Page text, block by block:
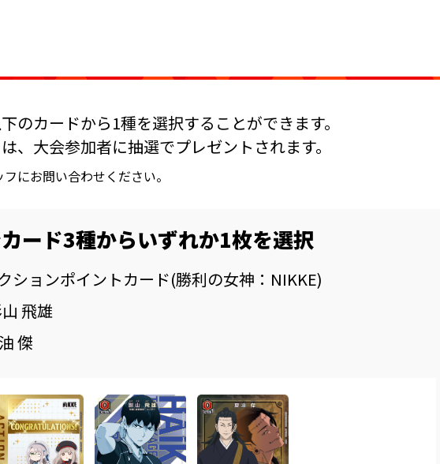
のカードから1種を選択することができます。
、大会参加者に抽選でプレゼントされます。
にお問い合わせください。
ード3種からいずれか1枚を選択
ションポイントカード(勝利の女神：NIKKE)
飛雄
傑